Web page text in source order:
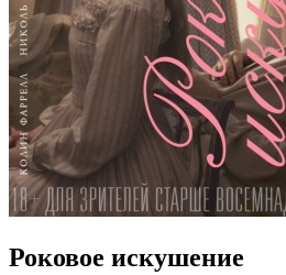
Роковое искушение